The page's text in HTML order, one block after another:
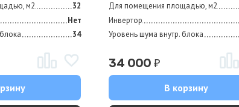
м2
32
Нет
34
Для помещения площадью, м2
Инвертор
Уровень шума внутр. блока
34 000₽
В корзину